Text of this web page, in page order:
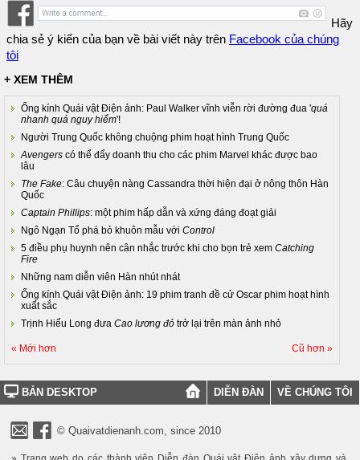
Hãy
chia sẻ ý kiến của bạn về bài viết này trên Facebook của chúng
tôi
+ XEM THÊM
Ống kính Quái vật Điện ảnh: Paul Walker vĩnh viễn rời đường đua 'quá
nhanh quá nguy hiểm'!
Người Trung Quốc không chuộng phim hoạt hình Trung Quốc
Avengers có thể đẩy doanh thu cho các phim Marvel khác được bao
lâu
The Fake: Câu chuyện nàng Cassandra thời hiện đại ở nông thôn Hàn
Quốc
Captain Phillips: một phim hấp dẫn và xứng đáng đoạt giải
Ngô Ngạn Tổ phá bỏ khuôn mẫu với Control
5 điều phụ huynh nên cân nhắc trước khi cho bọn trẻ xem Catching
Fire
Những nam diễn viên Hàn nhút nhát
Ống kính Quái vật Điện ảnh: 19 phim tranh đề cử Oscar phim hoạt hình
xuất sắc
Trịnh Hiểu Long đưa Cao lương đỏ trở lại trên màn ảnh nhỏ
« Mới hơn Cũ hơn »
BẢN DESKTOP DIỄN ĐÀN VỀ CHÚNG TÔI
© Quaivatdienanh.com, since 2010